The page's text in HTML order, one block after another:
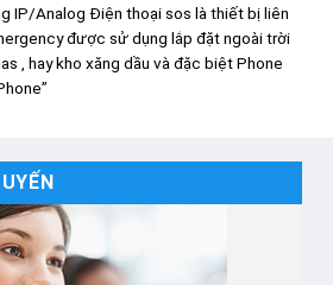
IP/Analog Điện thoại sos là thiết bị liên
được sử dụng lắp đặt ngoài trời
, hay kho xăng dầu và đặc biệt Phone